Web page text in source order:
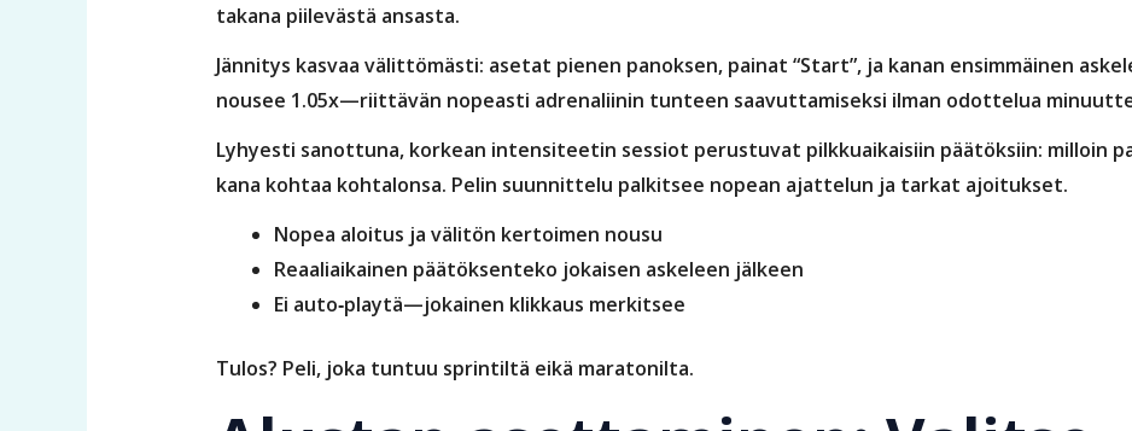
takana piilevästä ansasta.
Jännitys kasvaa välittömästi: asetat pienen panoksen, painat “Start”, ja kanan ensimmäinen
nousee 1.05x—riittävän nopeasti adrenaliinin tunteen saavuttamiseksi ilman odottelua
Lyhyesti sanottuna, korkean intensiteetin sessiot perustuvat pilkkuaikaisiin päätöksiin: milloin
kana kohtaa kohtalonsa. Pelin suunnittelu palkitsee nopean ajattelun ja tarkat ajoitukset.
Nopea aloitus ja välitön kertoimen nousu
Reaaliaikainen päätöksenteko jokaisen askeleen jälkeen
Ei auto‑playtä—jokainen klikkaus merkitsee
Tulos? Peli, joka tuntuu sprintiltä eikä maratonilta.